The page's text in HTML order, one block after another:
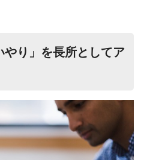
やり」を長所としてア